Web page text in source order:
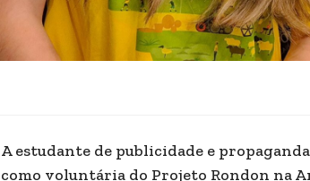
A estudante de publicidade e
como voluntária do Projeto Rondon na